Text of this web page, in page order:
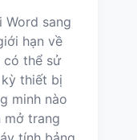
Word sang
hạn về
có thể sử
thiết bị
minh nào
mở trang